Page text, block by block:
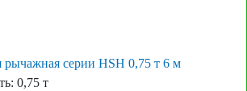
рычажная серии HSH 0,75 т 6 м
0,75 т